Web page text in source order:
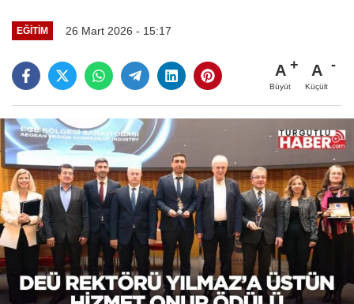
EĞİTİM 26 Mart 2026 - 15:17
A
Büyüt
A
Küçült